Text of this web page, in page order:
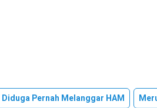
Pernah Melanggar HAM